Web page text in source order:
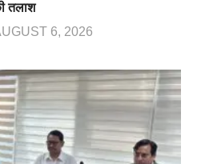
तलाश
6, 2026